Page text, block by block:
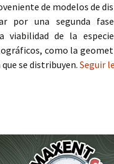
de modelos de
por una segunda
viabilidad de la
como la
se distribuyen. Seguir